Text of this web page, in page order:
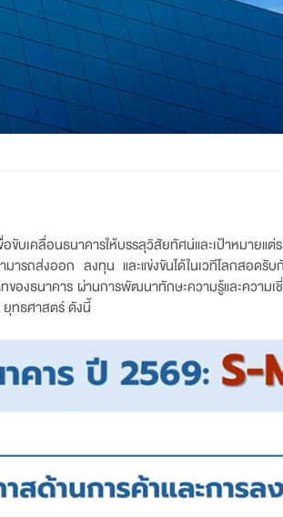
ขับเคลื่อนธนาคารให้บรรลุวิสัยทัศน์และเป้าหมาย
รถส่งออก ลงทุน และแข่งขันได้ในเวทีโลกสอด
นาคาร ผ่านการพัฒนาทักษะความรู้และความเ
ยุทธศาสตร์ ดังนี้